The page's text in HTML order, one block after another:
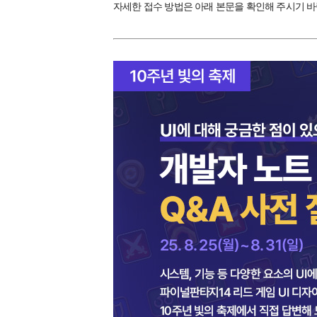
자세한 접수 방법은 아래 본문을 확인해 주시기